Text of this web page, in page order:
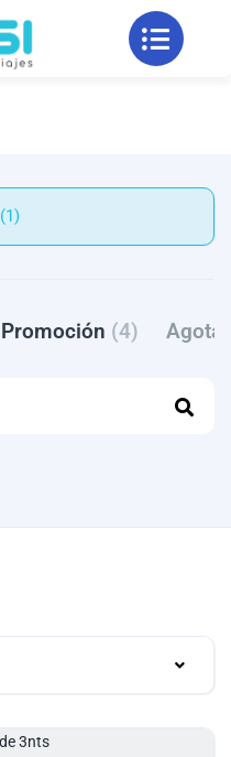
Filters (1)
Promoción (4)